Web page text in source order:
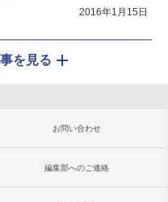
2016年1月15日
を見る
お問い合わせ
編集部へのご連絡